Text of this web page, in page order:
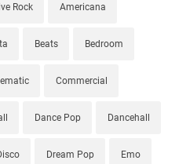
Rock Americana
Beats Bedroom
Commercial
Dance Pop Dancehall
Dream Pop Emo